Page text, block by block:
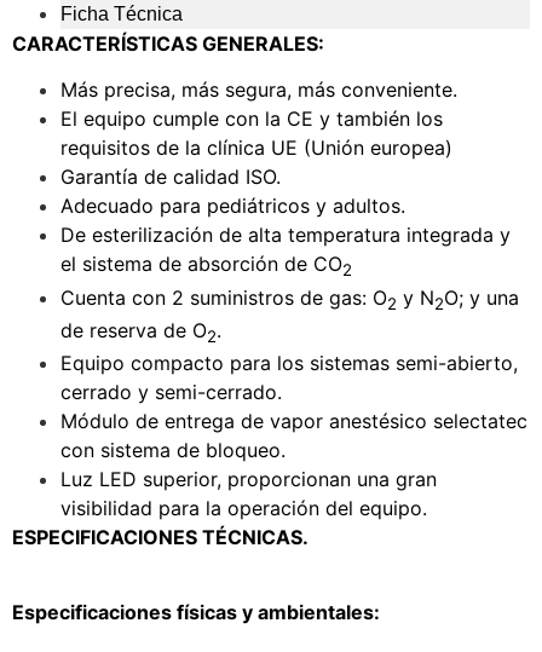
Ficha Técnica
CARACTERÍSTICAS GENERALES:
Más precisa, más segura, más conveniente.
El equipo cumple con la CE y también los
requisitos de la clínica UE (Unión europea)
Garantía de calidad ISO.
Adecuado para pediátricos y adultos.
De esterilización de alta temperatura integrada y
el sistema de absorción de CO2
Cuenta con 2 suministros de gas: O2 y N2O; y una
de reserva de O2.
Equipo compacto para los sistemas semi-abierto,
cerrado y semi-cerrado.
Módulo de entrega de vapor anestésico selectatec
con sistema de bloqueo.
Luz LED superior, proporcionan una gran
visibilidad para la operación del equipo.
ESPECIFICACIONES TÉCNICAS.
Especificaciones físicas y ambientales: